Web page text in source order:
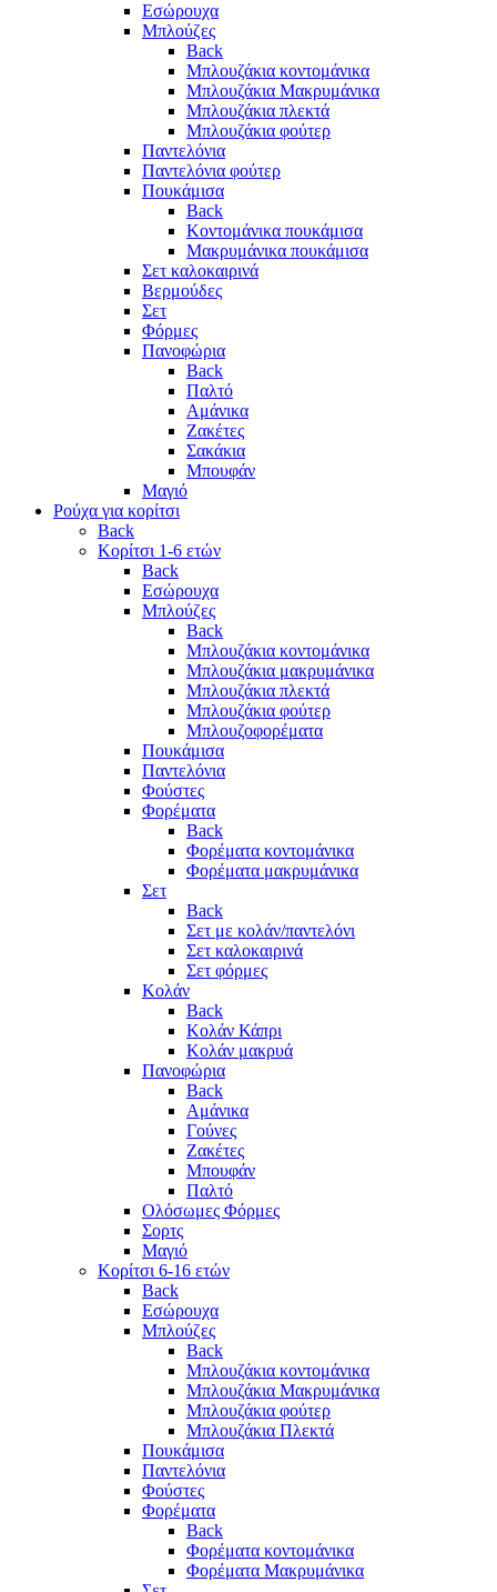
Eσώρουχα
Μπλούζες
Back
Μπλουζάκια κοντομάνικα
Μπλουζάκια Μακρυμάνικα
Μπλουζάκια πλεκτά
Μπλουζάκια φούτερ
Παντελόνια
Παντελόνια φούτερ
Πουκάμισα
Back
Κοντομάνικα πουκάμισα
Μακρυμάνικα πουκάμισα
Σετ καλοκαιρινά
Βερμούδες
Σετ
Φόρμες
Πανοφώρια
Back
Παλτό
Αμάνικα
Ζακέτες
Σακάκια
Μπουφάν
Μαγιό
Ρούχα για κορίτσι
Back
Κορίτσι 1-6 ετών
Back
Εσώρουχα
Μπλούζες
Back
Μπλουζάκια κοντομάνικα
Μπλουζάκια μακρυμάνικα
Μπλουζάκια πλεκτά
Μπλουζάκια φούτερ
Μπλουζοφορέματα
Πουκάμισα
Παντελόνια
Φούστες
Φορέματα
Back
Φορέματα κοντομάνικα
Φορέματα μακρυμάνικα
Σετ
Back
Σετ με κολάν/παντελόνι
Σετ καλοκαιρινά
Σετ φόρμες
Κολάν
Back
Κολάν Κάπρι
Κολάν μακρυά
Πανοφώρια
Back
Αμάνικα
Γούνες
Ζακέτες
Μπουφάν
Παλτό
Ολόσωμες Φόρμες
Σορτς
Μαγιό
Κορίτσι 6-16 ετών
Back
Εσώρουχα
Μπλούζες
Back
Μπλουζάκια κοντομάνικα
Μπλουζάκια Μακρυμάνικα
Μπλουζάκια φούτερ
Μπλουζάκια Πλεκτά
Πουκάμισα
Παντελόνια
Φούστες
Φορέματα
Back
Φορέματα κοντομάνικα
Φορέματα Μακρυμάνικα